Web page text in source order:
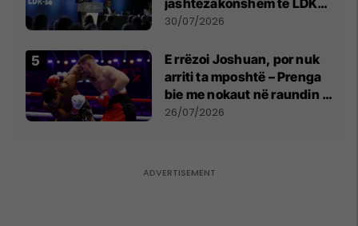
jashtëzakonshëm të LDK-
së
30/07/2026
E rrëzoi Joshuan, por nuk
arriti ta mposhtë – Prenga
bie me nokaut në raundin e
dytë
26/07/2026